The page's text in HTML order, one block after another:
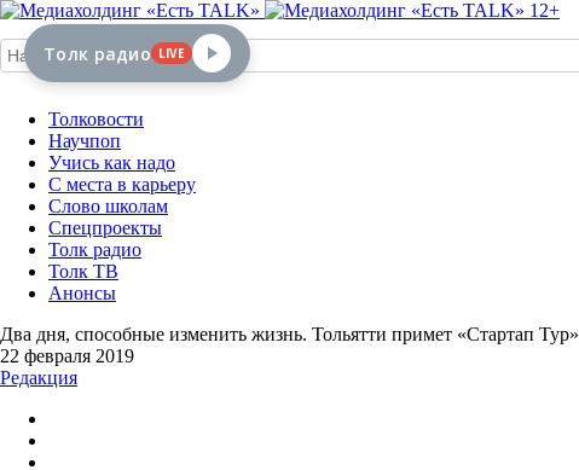
12+
Толковости
Научпоп
Учись как надо
С места в карьеру
Слово школам
Спецпроекты
Толк радио
Толк ТВ
Анонсы
Два дня, способные изменить жизнь. Тольятти примет «Стартап Тур»
22 февраля 2019
Редакция
Толк радио LIVE